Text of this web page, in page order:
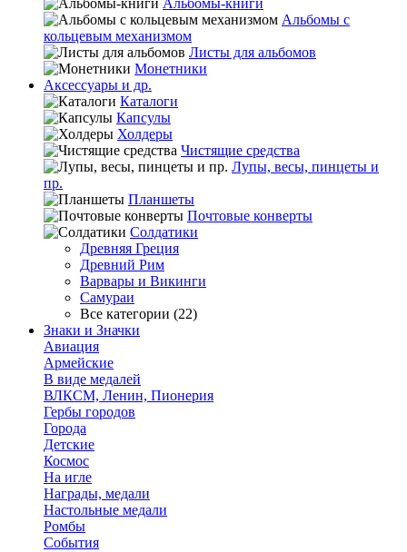
Альбомы-книги
Альбомы с
кольцевым механизмом
Листы для альбомов
Монетники
Аксессуары и др.
Каталоги
Капсулы
Холдеры
Чистящие средства
Лупы, весы, пинцеты и
пр.
Планшеты
Почтовые конверты
Солдатики
Древняя Греция
Древний Рим
Варвары и Викинги
Самураи
Все категории (22)
Знаки и Значки
Авиация
Армейские
В виде медалей
ВЛКСМ, Ленин, Пионерия
Гербы городов
Города
Детские
Космос
На игле
Награды, медали
Настольные медали
Ромбы
События